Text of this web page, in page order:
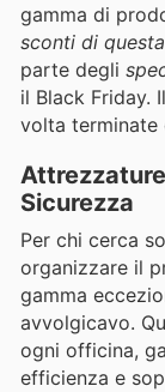
gamma di
sconti di
parte degli
il Black Friday.
volta terminate
Sicurezza
Per chi cerca
organizzare il
gamma
avvolgicavo.
ogni officina,
efficienza e